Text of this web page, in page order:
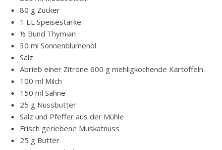
80 g Zucker
1 EL Speisestärke
½ Bund Thymian
30 ml Sonnenblumenöl
Salz
Abrieb einer Zitrone 600 g mehligkochende Kartoffeln
100 ml Milch
150 ml Sahne
25 g Nussbutter
Salz und Pfeffer aus der Mühle
Frisch geriebene Muskatnuss
25 g Butter